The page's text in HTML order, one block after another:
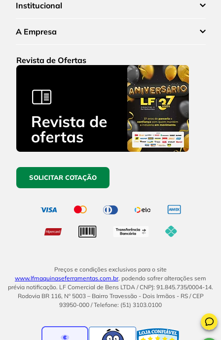
Institucional
A Empresa
Revista de Ofertas
SOLICITAR COTAÇÃO
Preços e condições exclusivos para o site
www.lfmaquinaseferramentas.com.br, podendo sofrer alterações sem
prévia notificação. LF Comercial de Bens LTDA / CNPJ: 91.845.735/0004-14.
Rodovia BR 116, Nº 5003 – Bairro Travessão - Dois Irmãos - RS / CEP
93950-000 / Telefone: (51) 3103.0100